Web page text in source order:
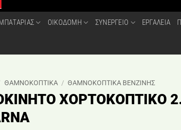
ΟΙΚΟΔΟΜΗ ΣΥΝΕΡΓΕΙΟ ΕΡΓΑΛΕΙΑ
ΘΑΜΝΟΚΟΠΤΙΚΑ / ΘΑΜΝΟΚΟΠΤΙΚΑ ΒΕΝΖΙΝΗΣ
ΧΟΡΤΟΚΟΠΤΙΚΟ